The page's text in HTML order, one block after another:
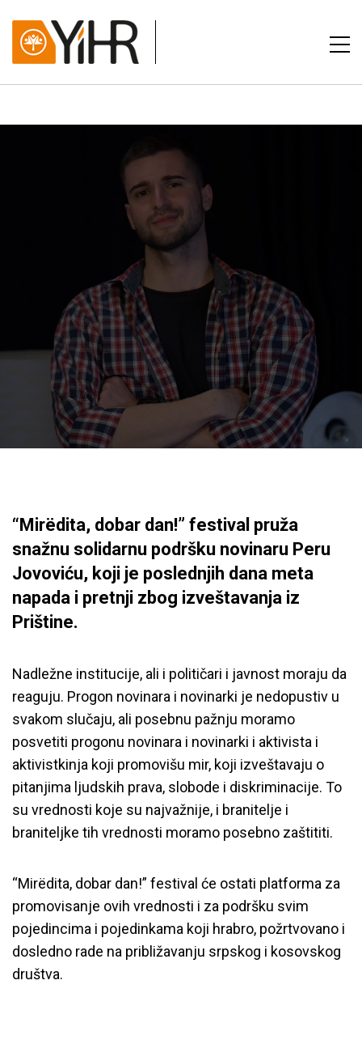
“Mirëdita, dobar dan!” festival pruža
snažnu solidarnu podršku novinaru Peru
Jovoviću, koji je poslednjih dana meta
napada i pretnji zbog izveštavanja iz
Prištine.
Nadležne institucije, ali i političari i javnost moraju da
reaguju. Progon novinara i novinarki je nedopustiv u
svakom slučaju, ali posebnu pažnju moramo
posvetiti progonu novinara i novinarki i aktivista i
aktivistkinja koji promovišu mir, koji izveštavaju o
pitanjima ljudskih prava, slobode i diskriminacije. To
su vrednosti koje su najvažnije, i branitelje i
braniteljke tih vrednosti moramo posebno zaštititi.
“Mirëdita, dobar dan!” festival će ostati platforma za
promovisanje ovih vrednosti i za podršku svim
pojedincima i pojedinkama koji hrabro, požrtvovano i
dosledno rade na približavanju srpskog i kosovskog
društva.